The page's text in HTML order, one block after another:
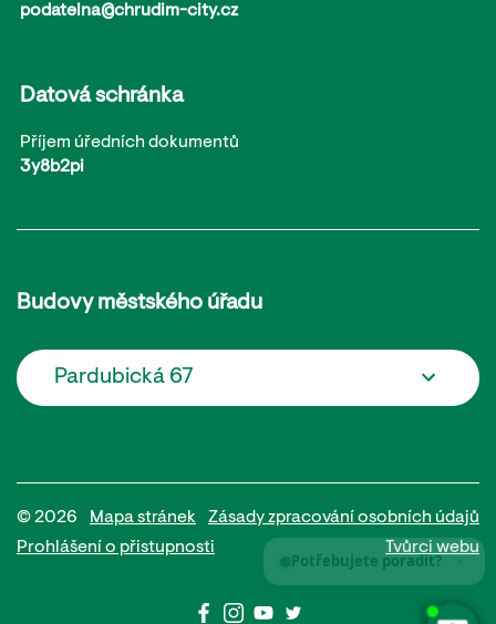
podatelna@chrudim-city.cz
Datová schránka
Příjem úředních dokumentů
3y8b2pi
Budovy městského úřadu
Pardubická 67
© 2026 Mapa stránek
Zásady zpracování osobních údajů
Prohlášení o přistupnosti
Tvůrci webu
Potřebujete poradit?